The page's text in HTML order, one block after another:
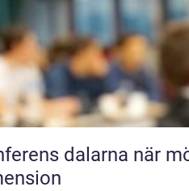
dalarna när möten får en extra